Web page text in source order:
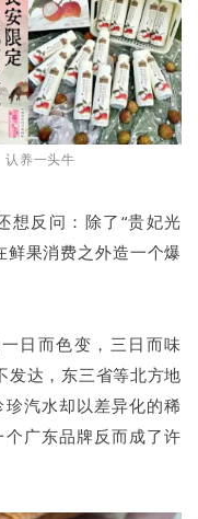
认养一头牛
想反问：除了“贵妃光
鲜果消费之外造一个爆
日而色变，三日而味
发达，东三省等北方地
汽水却以差异化的稀
广东品牌反而成了许